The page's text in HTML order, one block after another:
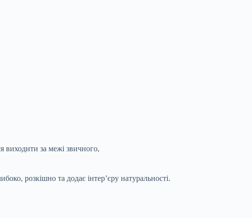
виходити за межі звичного,
розкішно та додає інтер’єру натуральності.